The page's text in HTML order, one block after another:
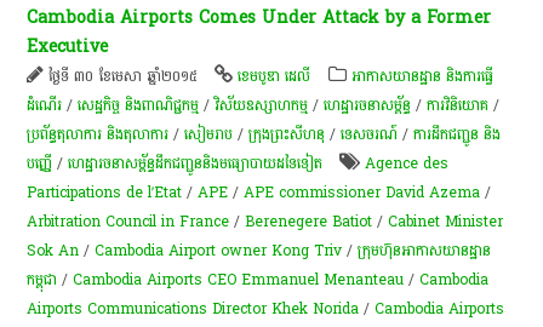
Cambodia Airports Comes Under Attack by a Former
Executive
ថ្ងៃទី ៣០ ខែមេសា ឆ្នាំ២០១៥ ខេមបូឌា ដេលី
អាកាសយានដ្ឋាន និងការធ្វើ
ដំណើរ /សេដ្ឋកិច្ច និងពាណិជ្ជកម្ម /វិស័យឧស្សាហកម្ម /ហេដ្ឋារចនាសម្ព័ន្ធ /ការវិនិយោគ /
ប្រព័ន្ធតុលាការ និងតុលាការ /សៀមរាប /ក្រុងព្រះសីហនុ /ទេសចរណ៍ /ការដឹកជញ្ជូន និង
បញ្ញើ /ហេដ្ឋារចនាសម្ព័ន្ធដឹកជញ្ជូននិងមធ្យោបាយដទៃទៀត
Agence des
Participations de l’Etat /APE /APE commissioner David Azema /
Arbitration Council in France /Berenegere Batiot /Cabinet Minister
Sok An /Cambodia Airport owner Kong Triv /ក្រុមហ៊ុន​អាកាសយានដ្ឋាន
កម្ពុជា /Cambodia Airports CEO Emmanuel Menanteau /Cambodia
Airports Communications Director Khek Norida /Cambodia Airports